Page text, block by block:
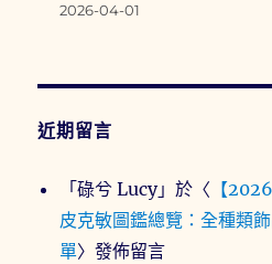
2026-04-01
近期留言
「碌兮 Lucy」於〈 【
皮克敏圖鑑總覽：全種類
單〉發佈留言